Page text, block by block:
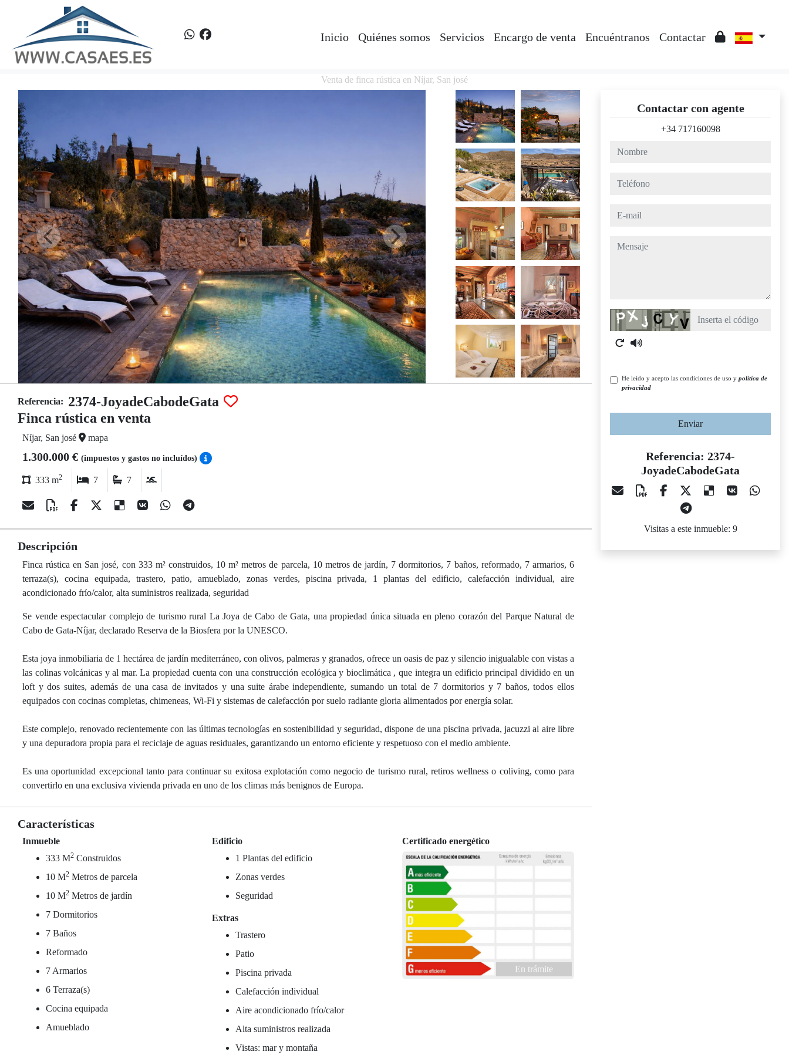
Inicio Quiénes somos Servicios Encargo de venta Encuéntranos Contactar
Venta de finca rústica en Níjar, San josé
Referencia: 2374-JoyadeCabodeGata
Finca rústica en venta
Níjar, San josé mapa
1.300.000 € (impuestos y gastos no incluídos)
333 m2 7 7
Descripción
Finca rústica en San josé, con 333 m² construidos, 10 m² metros de parcela, 10 metros de jardín, 7 dormitorios, 7 baños, reformado, 7 armarios, 6
terraza(s), cocina equipada, trastero, patio, amueblado, zonas verdes, piscina privada, 1 plantas del edificio, calefacción individual, aire
acondicionado frío/calor, alta suministros realizada, seguridad
Se vende espectacular complejo de turismo rural La Joya de Cabo de Gata, una propiedad única situada en pleno corazón del Parque Natural de
Cabo de Gata-Níjar, declarado Reserva de la Biosfera por la UNESCO.
Esta joya inmobiliaria de 1 hectárea de jardín mediterráneo, con olivos, palmeras y granados, ofrece un oasis de paz y silencio inigualable con vistas a
las colinas volcánicas y al mar. La propiedad cuenta con una construcción ecológica y bioclimática , que integra un edificio principal dividido en un
loft y dos suites, además de una casa de invitados y una suite árabe independiente, sumando un total de 7 dormitorios y 7 baños, todos ellos
equipados con cocinas completas, chimeneas, Wi-Fi y sistemas de calefacción por suelo radiante gloria alimentados por energía solar.
Este complejo, renovado recientemente con las últimas tecnologías en sostenibilidad y seguridad, dispone de una piscina privada, jacuzzi al aire libre
y una depuradora propia para el reciclaje de aguas residuales, garantizando un entorno eficiente y respetuoso con el medio ambiente.
Es una oportunidad excepcional tanto para continuar su exitosa explotación como negocio de turismo rural, retiros wellness o coliving, como para
convertirlo en una exclusiva vivienda privada en uno de los climas más benignos de Europa.
Características
Inmueble
333 M2 Construidos
10 M2 Metros de parcela
10 M2 Metros de jardín
7 Dormitorios
7 Baños
Reformado
7 Armarios
6 Terraza(s)
Cocina equipada
Amueblado
Edificio
1 Plantas del edificio
Zonas verdes
Seguridad
Extras
Trastero
Patio
Piscina privada
Calefacción individual
Aire acondicionado frío/calor
Alta suministros realizada
Vistas: mar y montaña
Certificado energético
En trámite
Contactar con agente
+34 717160098
nombre
teléfono
e-mail
mensaje
Captcha
He leído y acepto las condiciones de uso y política de
privacidad
Enviar
Referencia: 2374-
JoyadeCabodeGata
Visitas a este inmueble: 9